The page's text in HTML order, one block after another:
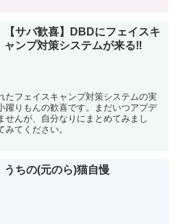
【サバ歓喜】DBDにフェイスキ
ャンプ対策システムが来る‼︎
たフェイスキャンプ対策システムの実
躍りもんの歓喜です。まだいつアプデ
せんが、自分なりにまとめてみまし
てください。
うちの(元のら)猫自慢